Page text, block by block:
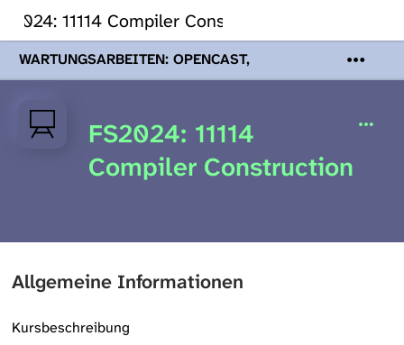
11114 Compiler Construction
WARTUNGSARBEITEN: OPENCAST,
PODCASTS & TOBIRA
Mi 19. August
Wartungsarbeiten an den Opencast-
Servern werden Ihnen Podcasts,
Opencast-Videos und Tobira nicht zur
Verfügung stehen. Kontakt:
FS2024: 11114
Compiler Construction
Allgemeine Informationen
Kursbeschreibung